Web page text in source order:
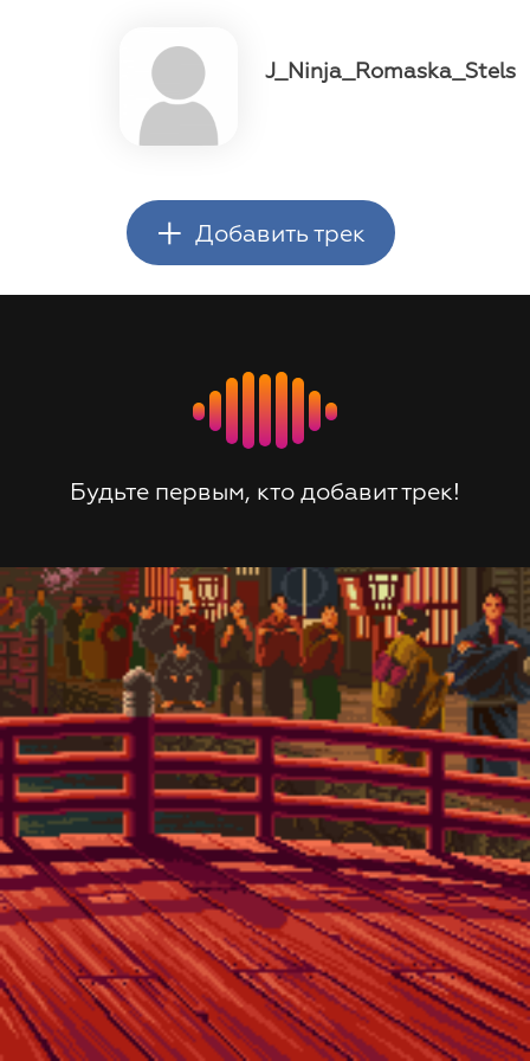
J_Ninja_Romaska_Stels
+ Добавить трек
Будьте первым, кто добавит трек!